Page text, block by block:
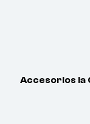
Accesorios la